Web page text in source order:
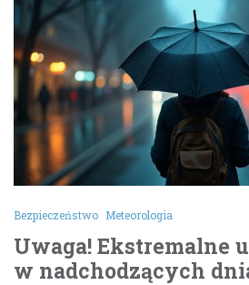
Bezpieczeństwo Meteorologia
Uwaga! Ekstremalne
w nadchodzących